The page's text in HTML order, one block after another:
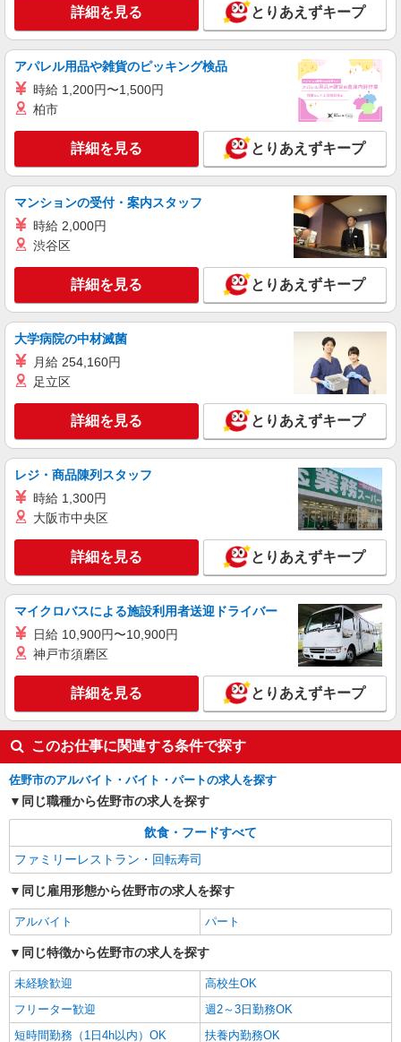
詳細を見る とりあえずキープ
アパレル用品や雑貨のピッキング検品
時給 1,200円〜1,500円
柏市
詳細を見る とりあえずキープ
マンションの受付・案内スタッフ
時給 2,000円
渋谷区
詳細を見る とりあえずキープ
大学病院の中材滅菌
月給 254,160円
足立区
詳細を見る とりあえずキープ
レジ・商品陳列スタッフ
時給 1,300円
大阪市中央区
詳細を見る とりあえずキープ
マイクロバスによる施設利用者送迎ドライバー
日給 10,900円〜10,900円
神戸市須磨区
詳細を見る とりあえずキープ
このお仕事に関連する条件で探す
佐野市のアルバイト・バイト・パートの求人を探す
同じ職種から佐野市の求人を探す
飲食・フードすべて
ファミリーレストラン・回転寿司
同じ雇用形態から佐野市の求人を探す
アルバイト パート
同じ特徴から佐野市の求人を探す
未経験歓迎
高校生OK
フリーター歓迎
週2～3日勤務OK
短時間勤務（1日4h以内）OK
扶養内勤務OK